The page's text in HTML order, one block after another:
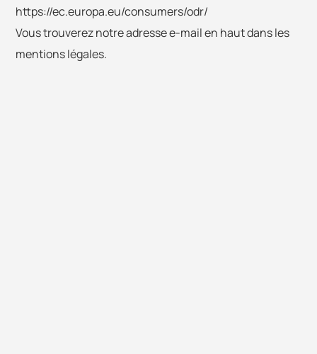
https://ec.europa.eu/consumers/odr/
Vous trouverez notre adresse e-mail en haut dans les
mentions légales.